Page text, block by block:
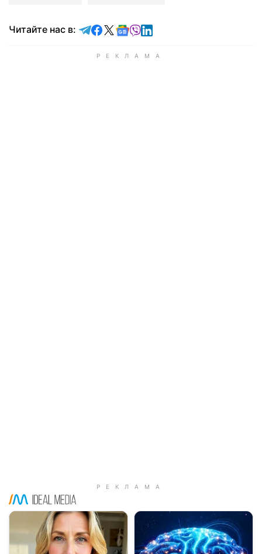
Читайте нас в: Читайте в Telegram
Читайте в Facebook
Читайте в X
Читайте в Google news
Читайте в Viber
Читайте в LinkedIn